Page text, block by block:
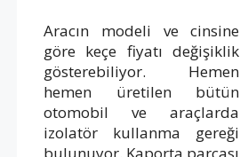
Aracın modeli ve cinsine
göre keçe fiyatı değişiklik
gösterebiliyor. Hemen
hemen üretilen bütün
otomobil ve araçlarda
izolatör kullanma gereği